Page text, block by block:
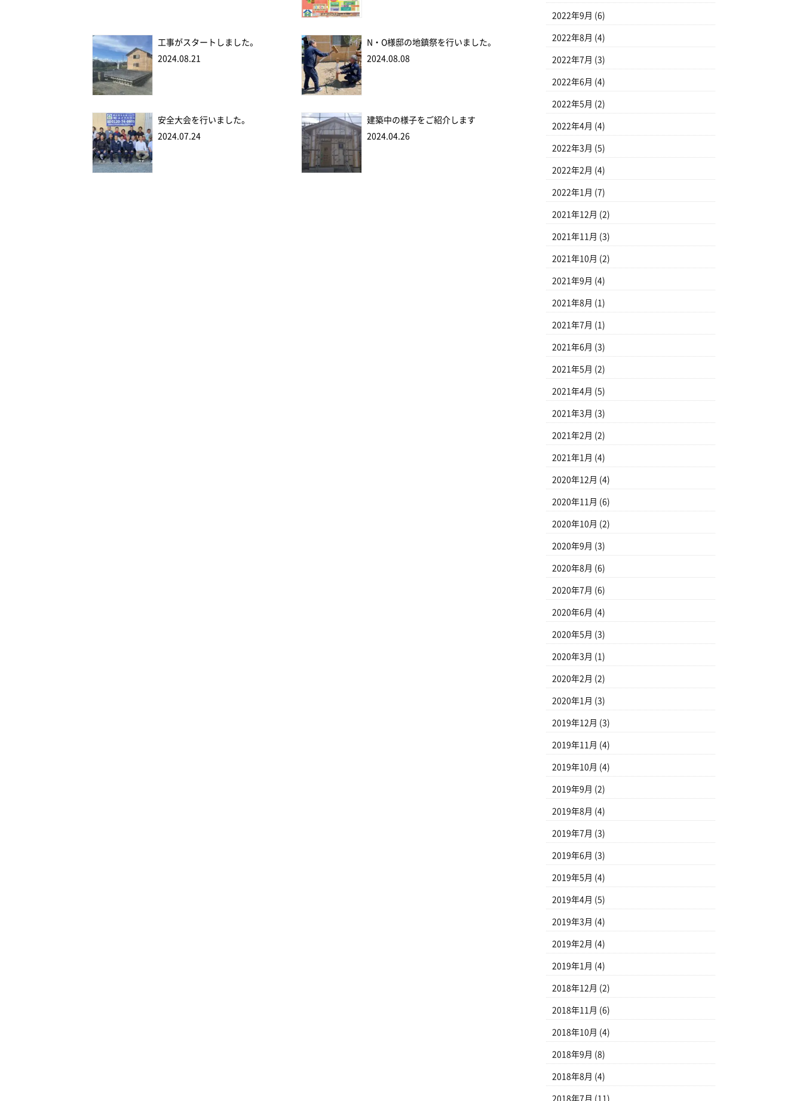
工事がスタートしました。
2024.08.21
N・O様邸の地鎮祭を行いました。
2024.08.08
安全大会を行いました。
2024.07.24
建築中の様子をご紹介します
2024.04.26
2022年9月 (6)
2022年8月 (4)
2022年7月 (3)
2022年6月 (4)
2022年5月 (2)
2022年4月 (4)
2022年3月 (5)
2022年2月 (4)
2022年1月 (7)
2021年12月 (2)
2021年11月 (3)
2021年10月 (2)
2021年9月 (4)
2021年8月 (1)
2021年7月 (1)
2021年6月 (3)
2021年5月 (2)
2021年4月 (5)
2021年3月 (3)
2021年2月 (2)
2021年1月 (4)
2020年12月 (4)
2020年11月 (6)
2020年10月 (2)
2020年9月 (3)
2020年8月 (6)
2020年7月 (6)
2020年6月 (4)
2020年5月 (3)
2020年3月 (1)
2020年2月 (2)
2020年1月 (3)
2019年12月 (3)
2019年11月 (4)
2019年10月 (4)
2019年9月 (2)
2019年8月 (4)
2019年7月 (3)
2019年6月 (3)
2019年5月 (4)
2019年4月 (5)
2019年3月 (4)
2019年2月 (4)
2019年1月 (4)
2018年12月 (2)
2018年11月 (6)
2018年10月 (4)
2018年9月 (8)
2018年8月 (4)
2018年7月 (11)